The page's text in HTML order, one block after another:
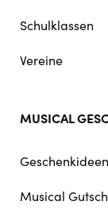
Schulklassen
Vereine
MUSICAL
Geschenkideen
Musical